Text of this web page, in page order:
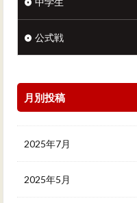
公式戦
月別投稿
2025年7月
2025年5月